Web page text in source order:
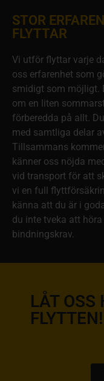
STOR
FLYTTAR
Vi utför flyttar varje
oss erfarenhet som
smidigt som möjligt.
om en liten
förberedda på allt.
med samtliga delar
Tillsammans
känner oss nöjda
vid transport för att
vi en full
känna att du är i
du inte tveka att
bindningskrav.
LÅT OSS
FLYTTEN!